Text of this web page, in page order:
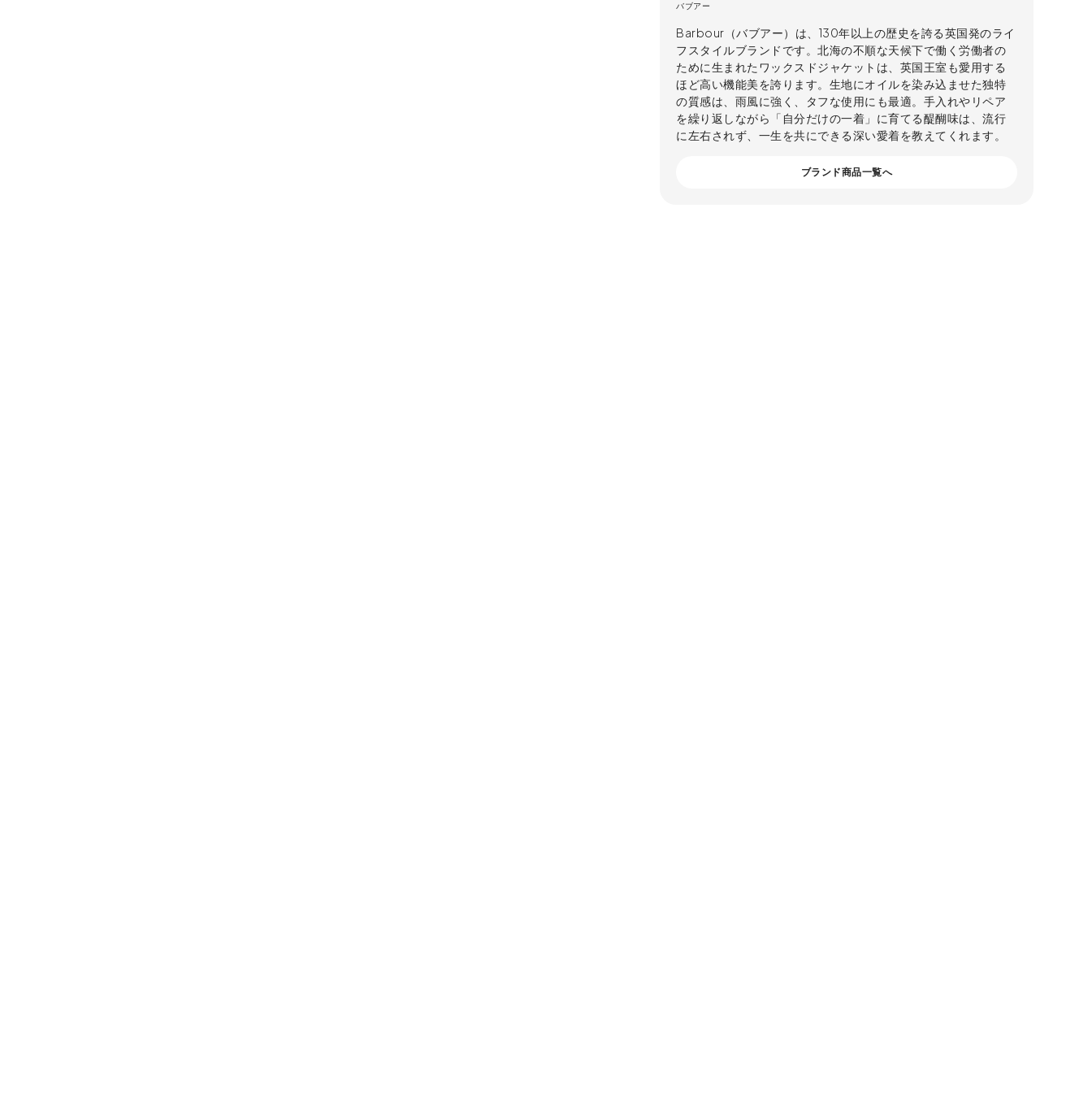
バブアー
Barbour（バブアー）は、130年以上の歴史を誇る英国発のライ
フスタイルブランドです。北海の不順な天候下で働く労働者の
ために生まれたワックスドジャケットは、英国王室も愛用する
ほど高い機能美を誇ります。生地にオイルを染み込ませた独特
の質感は、雨風に強く、タフな使用にも最適。手入れやリペア
を繰り返しながら「自分だけの一着」に育てる醍醐味は、流行
に左右されず、一生を共にできる深い愛着を教えてくれます。
ブランド商品一覧へ